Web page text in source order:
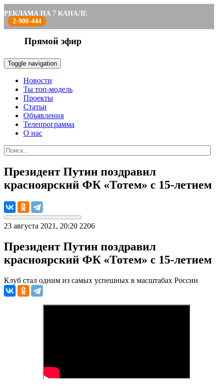
РЕКЛАМА НА 7 КАНАЛЕ
2-900-444
Прямой эфир
Toggle navigation
Новости
Ты топ-модель
Проекты
Статьи
Объявления
Телепрограмма
О нас
Президент Путин поздравил
красноярский ФК «Тотем» с 15-летием
23 августа 2021, 20:20 2206
Президент Путин поздравил
красноярский ФК «Тотем» с 15-летием
Клуб стал одним из самых успешных в масштабах России